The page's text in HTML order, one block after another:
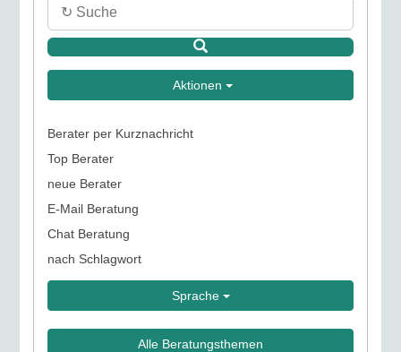
Aktionen
Berater per Kurznachricht
Top Berater
neue Berater
E-Mail Beratung
Chat Beratung
nach Schlagwort
Sprache
Alle Beratungsthemen